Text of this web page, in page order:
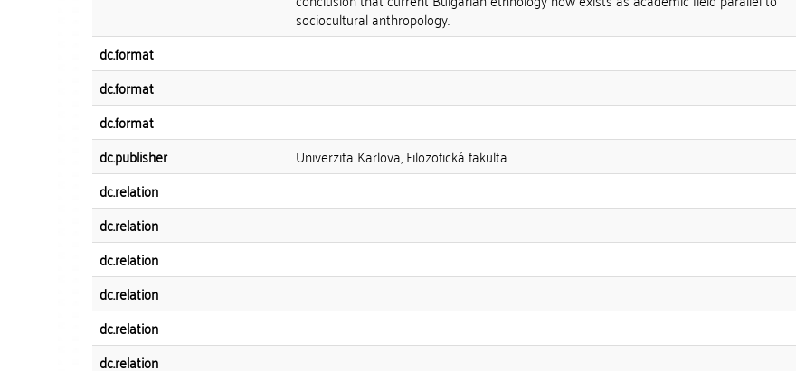
sociocultural anthropology.
dc.format
dc.format
dc.format
dc.publisher
Univerzita Karlova, Filozofická fakulta
dc.relation
dc.relation
dc.relation
dc.relation
dc.relation
dc.relation